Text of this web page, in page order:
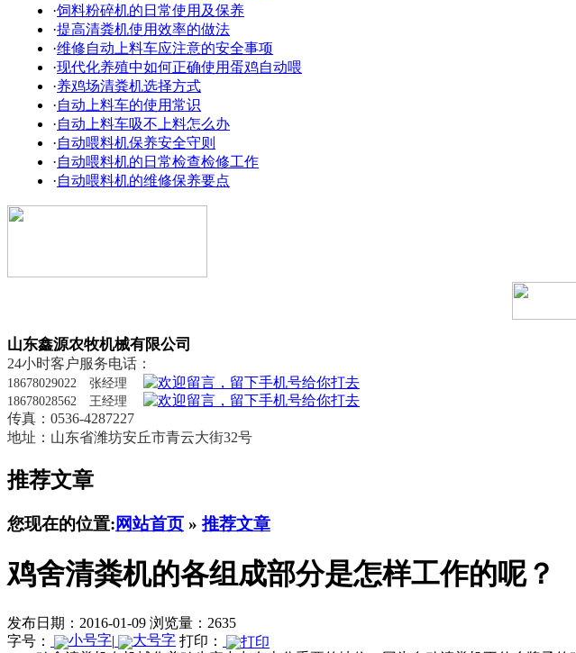
·饲料粉碎机的日常使用及保养
·提高清粪机使用效率的做法
·维修自动上料车应注意的安全事项
·现代化养殖中如何正确使用蛋鸡自动喂
·养鸡场清粪机选择方式
·自动上料车的使用常识
·自动上料车吸不上料怎么办
·自动喂料机保养安全守则
·自动喂料机的日常检查检修工作
·自动喂料机的维修保养要点
山东鑫源农牧机械有限公司
24小时客户服务电话：
18678029022 张经理
18678028562 王经理
传真：0536-4287227
地址：山东省潍坊安丘市青云大街32号
推荐文章
您现在的位置:网站首页 » 推荐文章
鸡舍清粪机的各组成部分是怎样工作的呢？
发布日期：2016-01-09 浏览量：2635
字号：
|
打印：